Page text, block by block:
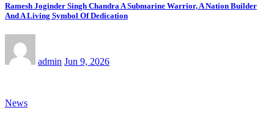
Ramesh Joginder Singh Chandra A Submarine Warrior, A Nation Builder
And A Living Symbol Of Dedication
admin Jun 9, 2026
News